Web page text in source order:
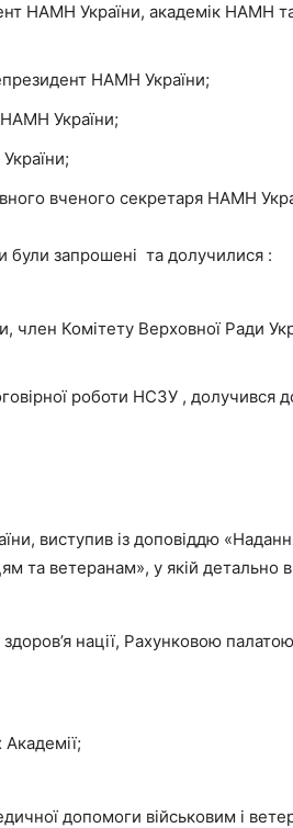
НАМН України, академік НАМН
НАМН України;
України;
вченого секретаря НАМН
були запрошені та долучилися :
член Комітету Верховної Ради
роботи НСЗУ , долучився
виступив із доповіддю
та ветеранам», у якій детально
нації, Рахунковою
допомоги військовим і